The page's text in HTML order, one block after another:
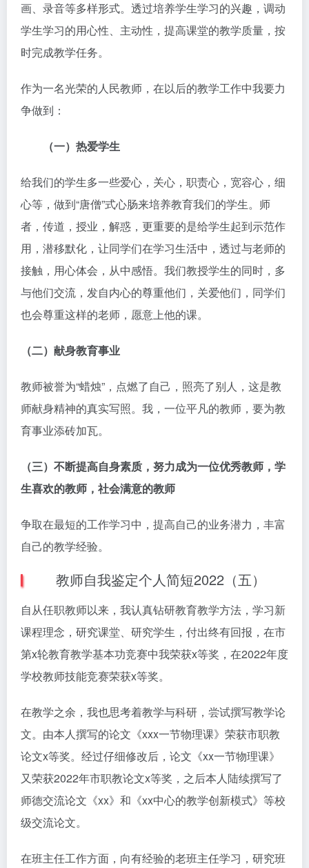
画、录音等多样形式。透过培养学生学习的兴趣，调动
学生学习的用心性、主动性，提高课堂的教学质量，按
时完成教学任务。
作为一名光荣的人民教师，在以后的教学工作中我要力
争做到：
（一）热爱学生
给我们的学生多一些爱心，关心，职责心，宽容心，细
心等，做到“唐僧”式心肠来培养教育我们的学生。师
者，传道，授业，解惑，更重要的是给学生起到示范作
用，潜移默化，让同学们在学习生活中，透过与老师的
接触，用心体会，从中感悟。我们教授学生的同时，多
与他们交流，发自内心的尊重他们，关爱他们，同学们
也会尊重这样的老师，愿意上他的课。
（二）献身教育事业
教师被誉为“蜡烛”，点燃了自己，照亮了别人，这是教
师献身精神的真实写照。我，一位平凡的教师，要为教
育事业添砖加瓦。
（三）不断提高自身素质，努力成为一位优秀教师，学
生喜欢的教师，社会满意的教师
争取在最短的工作学习中，提高自己的业务潜力，丰富
自己的教学经验。
教师自我鉴定个人简短2022（五）
自从任职教师以来，我认真钻研教育教学方法，学习新
课程理念，研究课堂、研究学生，付出终有回报，在市
第x轮教育教学基本功竞赛中我荣获x等奖，在2022年度
学校教师技能竞赛荣获x等奖。
在教学之余，我也思考着教学与科研，尝试撰写教学论
文。由本人撰写的论文《xxx一节物理课》荣获市职教
论文x等奖。经过仔细修改后，论文《xx一节物理课》
又荣获2022年市职教论文x等奖，之后本人陆续撰写了
师德交流论文《xx》和《xx中心的教学创新模式》等校
级交流论文。
在班主任工作方面，向有经验的老班主任学习，研究班